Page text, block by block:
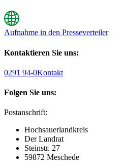
Aufnahme in den Presseverteiler
Kontaktieren Sie uns:
0291 94-0Kontakt
Folgen Sie uns:
Postanschrift:
Hochsauerlandkreis
Der Landrat
Steinstr. 27
59872 Meschede